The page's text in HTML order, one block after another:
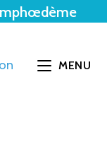
MENU